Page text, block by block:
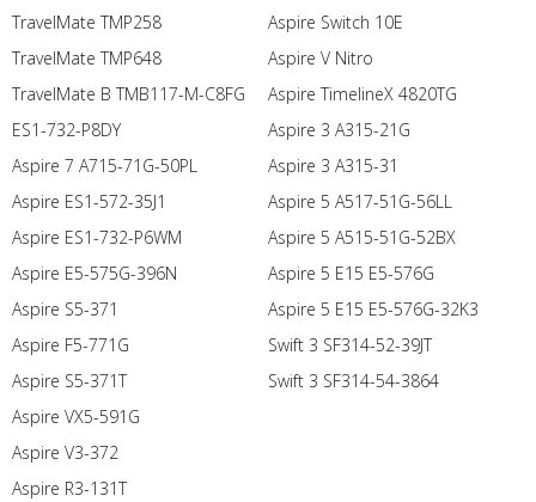
TravelMate TMP258
TravelMate TMP648
TravelMate B TMB117-M-C8FG
ES1-732-P8DY
Aspire 7 A715-71G-50PL
Aspire ES1-572-35J1
Aspire ES1-732-P6WM
Aspire E5-575G-396N
Aspire S5-371
Aspire F5-771G
Aspire S5-371T
Aspire VX5-591G
Aspire V3-372
Aspire R3-131T
Aspire Switch 10E
Aspire V Nitro
Aspire TimelineX 4820TG
Aspire 3 A315-21G
Aspire 3 A315-31
Aspire 5 A517-51G-56LL
Aspire 5 A515-51G-52BX
Aspire 5 E15 E5-576G
Aspire 5 E15 E5-576G-32K3
Swift 3 SF314-52-39JT
Swift 3 SF314-54-3864